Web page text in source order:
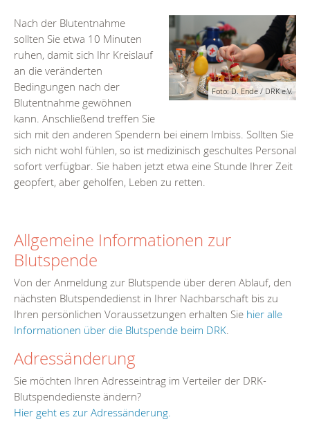
Foto: D. Ende / DRK e.V.
Nach der Blutentnahme
sollten Sie etwa 10 Minuten
ruhen, damit sich Ihr Kreislauf
an die veränderten
Bedingungen nach der
Blutentnahme gewöhnen
kann. Anschließend treffen Sie
sich mit den anderen Spendern bei einem Imbiss. Sollten Sie
sich nicht wohl fühlen, so ist medizinisch geschultes Personal
sofort verfügbar. Sie haben jetzt etwa eine Stunde Ihrer Zeit
geopfert, aber geholfen, Leben zu retten.
Allgemeine Informationen zur
Blutspende
Von der Anmeldung zur Blutspende über deren Ablauf, den
nächsten Blutspendedienst in Ihrer Nachbarschaft bis zu
Ihren persönlichen Voraussetzungen erhalten Sie hier alle
Informationen über die Blutspende beim DRK.
Adressänderung
Sie möchten Ihren Adresseintrag im Verteiler der DRK-
Blutspendedienste ändern?
Hier geht es zur Adressänderung.